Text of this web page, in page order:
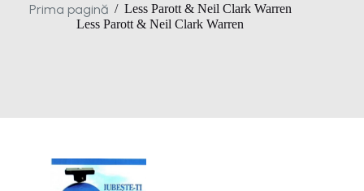
Prima pagină / Less Parott & Neil Clark Warren
Less Parott & Neil Clark Warren